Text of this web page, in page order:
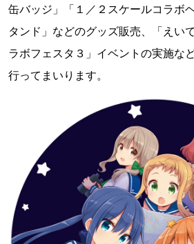
缶バッジ」「１／２スケールコラボ
タンド」などのグッズ販売、「えい
ラボフェスタ３」イベントの実施な
行ってまいります。